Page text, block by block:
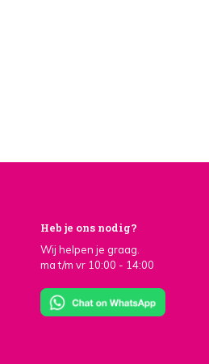
Heb je ons nodig?
Wij helpen je graag.
ma t/m vr 10:00 - 14:00